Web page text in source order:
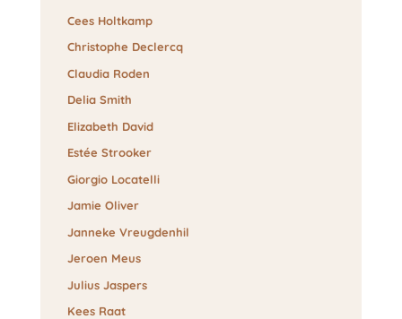
Cees Holtkamp
Christophe Declercq
Claudia Roden
Delia Smith
Elizabeth David
Estée Strooker
Giorgio Locatelli
Jamie Oliver
Janneke Vreugdenhil
Jeroen Meus
Julius Jaspers
Kees Raat